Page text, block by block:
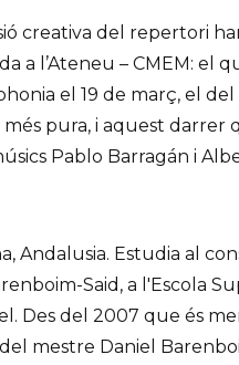
creativa del repertori
a l’Ateneu – CMEM: el
el 19 de març, el del
pura, i aquest darrer
Pablo Barragán i
Andalusia. Estudia al
Said, a l'Escola
Des del 2007 que és
mestre Daniel